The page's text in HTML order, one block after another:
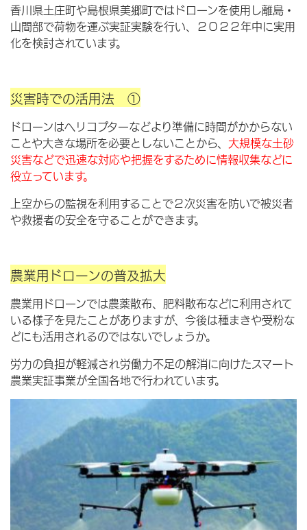
香川県土庄町や島根県美郷町ではドローンを使用し離島・
山間部で荷物を運ぶ実証実験を行い、２０２２年中に実用
化を検討されています。
災害時での活用法 ①
ドローンはヘリコプターなどより準備に時間がかからない
ことや大きな場所を必要としないことから、 大規模な土砂
災害などで迅速な対応や把握をするために情報収集などに
役立っています。
上空からの監視を利用することで２次災害を防いで被災者
や救援者の安全を守ることができます。
農業用ドローンの普及拡大
農業用ドローンでは農薬散布、肥料散布などに利用されて
いる様子を見たことがありますが、今後は種まきや受粉な
どにも活用されるのではないでしょうか。
労力の負担が軽減され労働力不足の解消に向けたスマート
農業実証事業が全国各地で行われています。